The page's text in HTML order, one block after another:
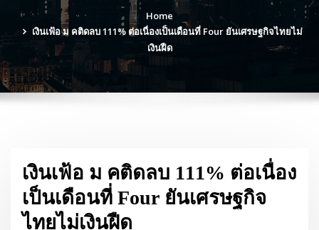
Home
เงินเฟ้อ ม คติดลบ 111% ต่อเนื่องเป็นเดือนที่ Four ยันเศรษฐกิจไทยไม่
เงินฝืด
เงินเฟ้อ ม คติดลบ 111% ต่อเนื่อง
เป็นเดือนที่ Four ยันเศรษฐกิจ
ไทยไม่เงินฝืด